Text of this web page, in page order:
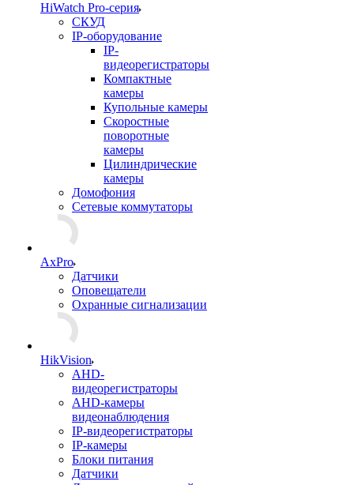
HiWatch Pro-серия
CКУД
IP-оборудование
IP-
видеорегистраторы
Компактные
камеры
Купольные камеры
Скоростные
поворотные
камеры
Цилиндрические
камеры
Домофония
Сетевые коммутаторы
AxPro
Датчики
Оповещатели
Охранные сигнализации
HikVision
AHD-
видеорегистраторы
AHD-камеры
видеонаблюдения
IP-видеорегистраторы
IP-камеры
Блоки питания
Датчики